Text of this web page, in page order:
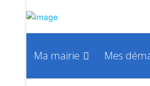
Ma mairie Mes